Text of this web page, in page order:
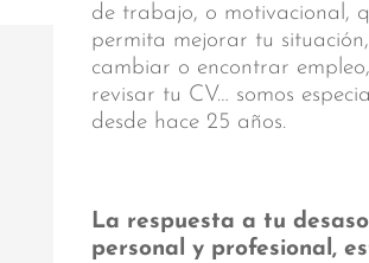
de trabajo, o motivacional,
permita mejorar tu situación,
cambiar o encontrar
revisar tu CV… somos
desde hace 25 años.
La respuesta a tu
personal y profesional,